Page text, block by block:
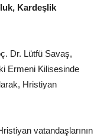
Kardeşlik
Dr. Lütfü Savaş,
Ermeni Kilisesinde
Hristiyan
vatandaşlarının